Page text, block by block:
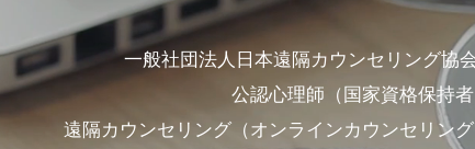
一般社団法人日本遠隔カウンセリング協
公認心理師（国家資格保持
遠隔カウンセリング（オンラインカウンセリン